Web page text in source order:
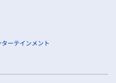
ーテインメント